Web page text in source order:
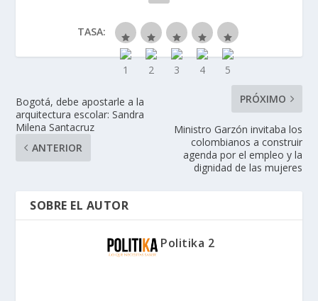
TASA:
Bogotá, debe apostarle a la
arquitectura escolar: Sandra
Milena Santacruz
ANTERIOR
PRÓXIMO
Ministro Garzón invitaba los
colombianos a construir
agenda por el empleo y la
dignidad de las mujeres
SOBRE EL AUTOR
Politika 2